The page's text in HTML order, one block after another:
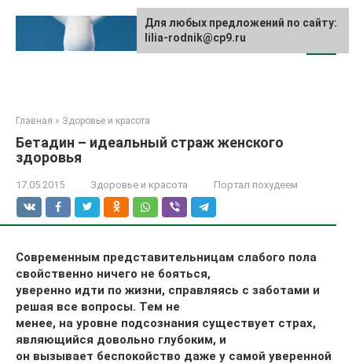
Главная » Здоровье и красота
Бетадин – идеальный страж женского
здоровья
17.05.2015 Здоровье и красота Портал похудеем
Современным представительницам слабого пола
свойственно ничего не бояться,
уверенно идти по жизни, справляясь с заботами и
решая все вопросы. Тем не
менее, на уровне подсознания существует страх,
являющийся довольно глубоким, и
он вызывает беспокойство даже у самой уверенной
Для любых предложений по сайту:
lilia-rodnik@cp9.ru